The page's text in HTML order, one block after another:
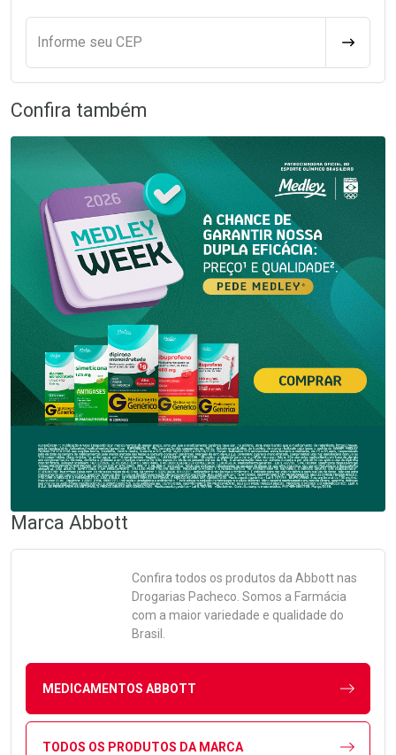
Informe seu CEP
Confira também
Marca Abbott
Confira todos os produtos da Abbottnas
Drogarias Pacheco. Somos a Farmácia
com a maior variedade e qualidade do
Brasil.
MEDICAMENTOS ABBOTT
TODOS OS PRODUTOS DA MARCA